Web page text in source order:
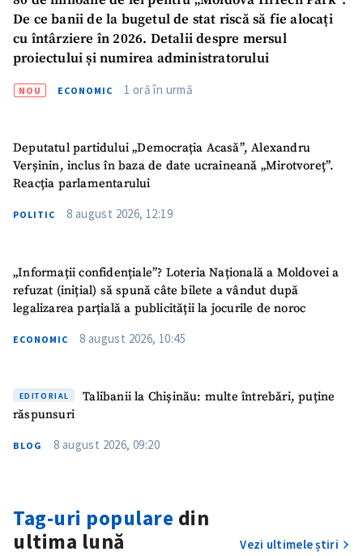
De ce banii de la bugetul de stat riscă să fie alocați
cu întârziere în 2026. Detalii despre mersul
proiectului și numirea administratorului
NOU ECONOMIC 1 oră în urmă
Deputatul partidului „Democrația Acasă”, Alexandru
Verșinin, inclus în baza de date ucraineană „Mirotvoreț”.
Reacția parlamentarului
POLITIC 8 august 2026, 12:19
„Informații confidențiale”? Loteria Națională a Moldovei a
refuzat (inițial) să spună câte bilete a vândut după
legalizarea parțială a publicității la jocurile de noroc
ECONOMIC 8 august 2026, 10:45
EDITORIAL
Talibanii la Chișinău: multe întrebări, puține
răspunsuri
BLOG 8 august 2026, 09:20
Tag-uri populare din
ultima lună
Vezi ultimele știri
Telefon
+ Telefon personal
acord cu politica de